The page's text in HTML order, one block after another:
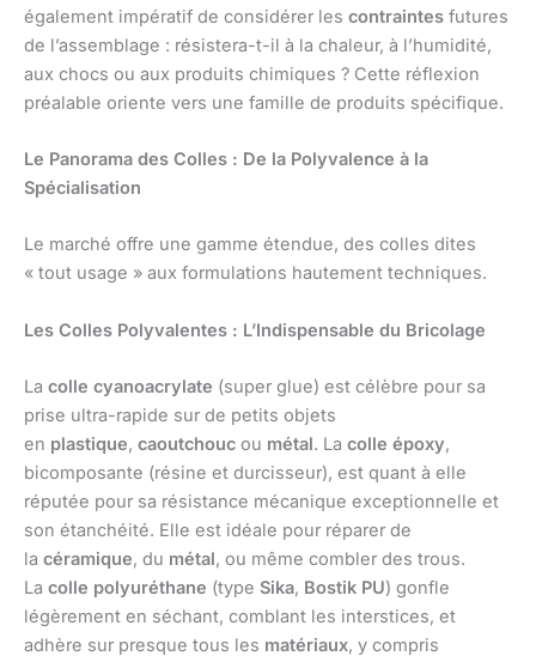
également impératif de considérer les contraintes futures
de l’assemblage : résistera-t-il à la chaleur, à l’humidité,
aux chocs ou aux produits chimiques ? Cette réflexion
préalable oriente vers une famille de produits spécifique.
Le Panorama des Colles : De la Polyvalence à la
Spécialisation
Le marché offre une gamme étendue, des colles dites
« tout usage » aux formulations hautement techniques.
Les Colles Polyvalentes : L’Indispensable du Bricolage
La colle cyanoacrylate (super glue) est célèbre pour sa
prise ultra-rapide sur de petits objets
en plastique, caoutchouc ou métal. La colle époxy,
bicomposante (résine et durcisseur), est quant à elle
réputée pour sa résistance mécanique exceptionnelle et
son étanchéité. Elle est idéale pour réparer de
la céramique, du métal, ou même combler des trous.
La colle polyuréthane (type Sika, Bostik PU) gonfle
légèrement en séchant, comblant les interstices, et
adhère sur presque tous les matériaux, y compris